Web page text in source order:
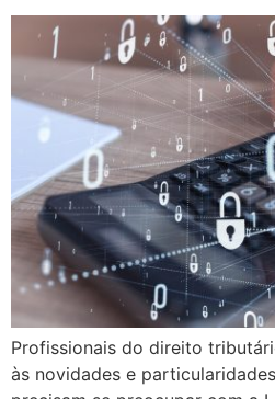
Profissionais do direito
às novidades e